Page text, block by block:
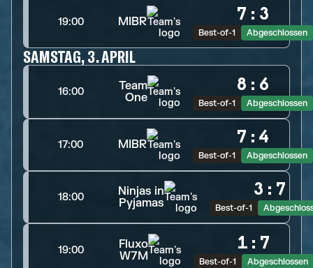
19:00 MIBR 7 : 3
Best-of-1 Abgeschlossen
SAMSTAG, 3. APRIL
16:00
Team
One
8 : 6
Best-of-1 Abgeschlossen
17:00 MIBR 7 : 4
Best-of-1 Abgeschlossen
18:00
Ninjas in
Pyjamas
3 : 7
Best-of-1
19:00
Fluxo
W7M
1 : 7
Best-of-1 Abgeschlossen